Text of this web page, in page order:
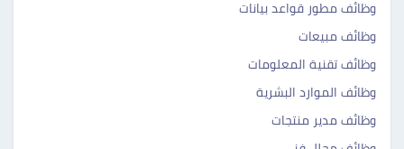
وظائف مطور قواعد بيانات
وظائف مبيعات
وظائف تقنية المعلومات
وظائف الموارد البشرية
وظائف مدير منتجات